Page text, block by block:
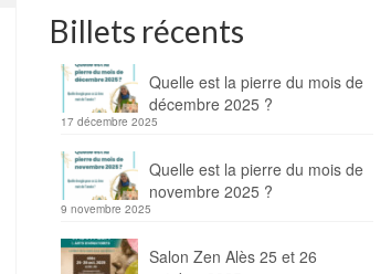
Billets récents
Quelle est la pierre du mois de
décembre 2025 ?
17 décembre 2025
Quelle est la pierre du mois de
novembre 2025 ?
9 novembre 2025
Salon Zen Alès 25 et 26